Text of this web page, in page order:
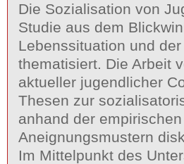
Die Sozialisation von
Studie aus dem
Lebenssituation und
thematisiert. Die Arbeit
aktueller jugendlicher
Thesen zur
anhand der
Aneignungsmustern
Im Mittelpunkt des